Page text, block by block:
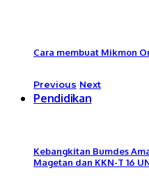
Cara membuat Mikmon
Previous Next
Pendidikan
Kebangkitan Bumdes
Magetan dan KKN-T 16